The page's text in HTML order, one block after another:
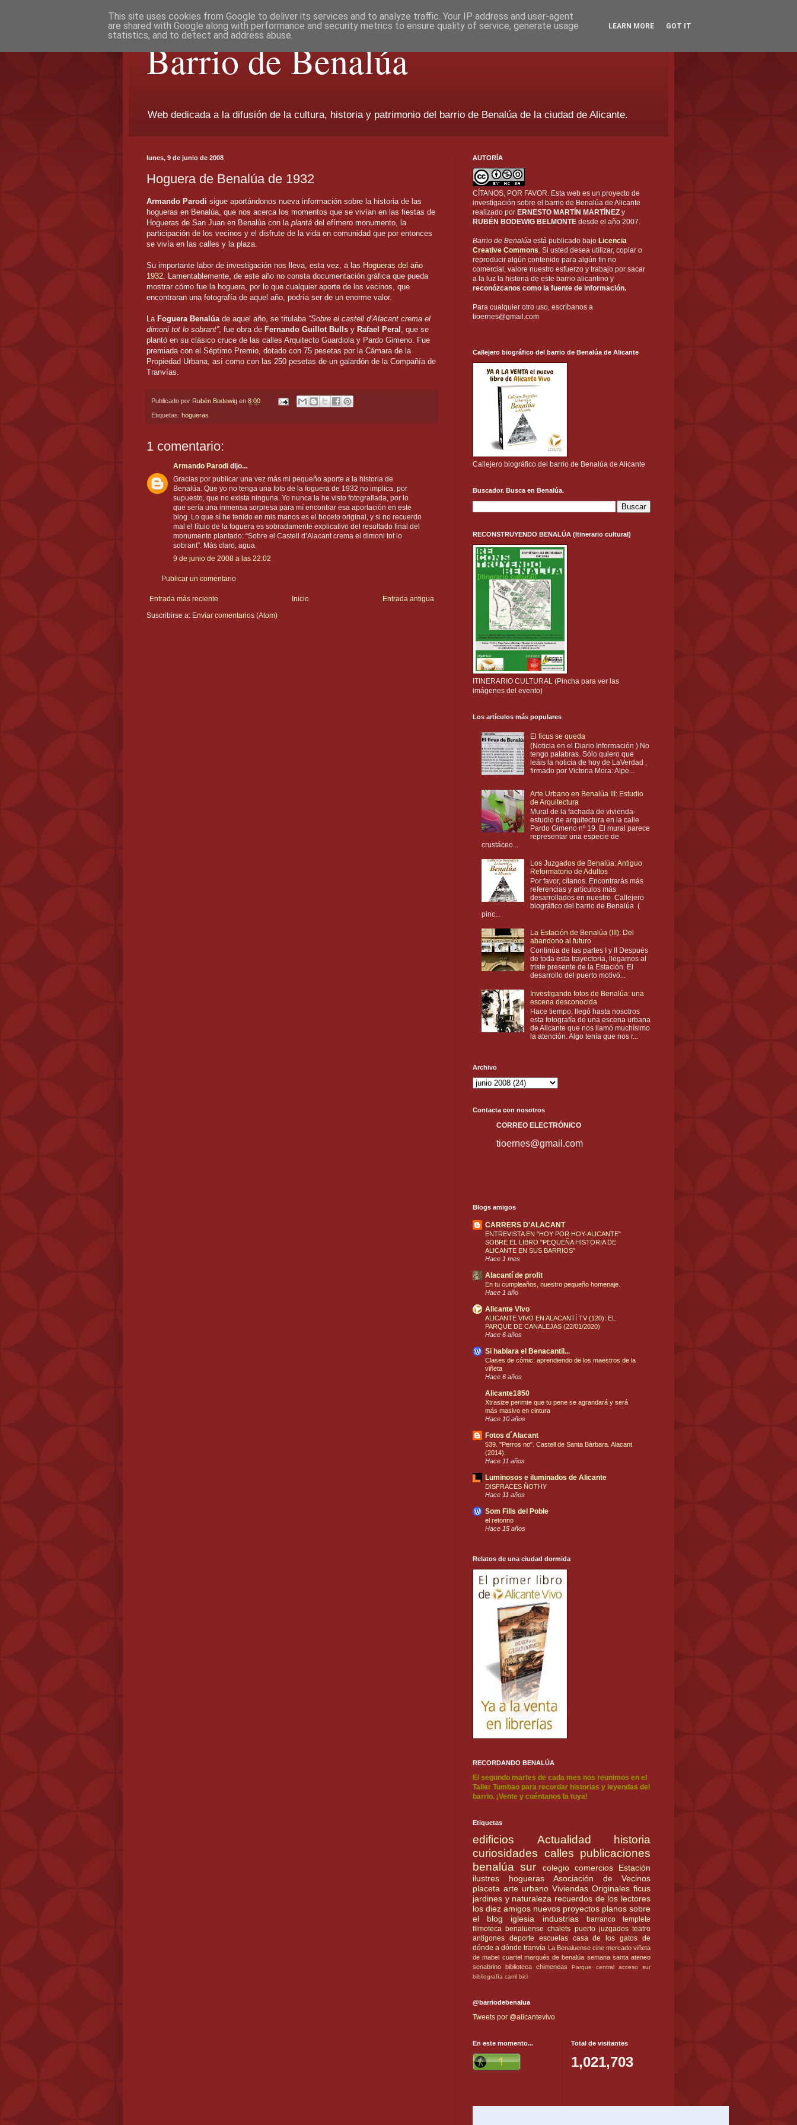
Barrio de Benalúa
Web dedicada a la difusión de la cultura, historia y patrimonio del barrio de Benalúa de la ciudad de Alicante.
lunes, 9 de junio de 2008
Hoguera de Benalúa de 1932
Armando Parodi sigue aportándonos nueva información sobre la historia de las
hogueras en Benalúa, que nos acerca los momentos que se vivían en las fiestas de
Hogueras de San Juan en Benalúa con la plantá del efímero monumento, la
participación de los vecinos y el disfrute de la vida en comunidad que por entonces
se vivía en las calles y la plaza.
Su importante labor de investigación nos lleva, esta vez, a las Hogueras del año
1932. Lamentablemente, de este año no consta documentación gráfica que pueda
mostrar cómo fue la hoguera, por lo que cualquier aporte de los vecinos, que
encontraran una fotografía de aquel año, podría ser de un enorme valor.
La Foguera Benalúa de aquel año, se titulaba “Sobre el castell d’Alacant crema el
dimoni tot lo sobrant”, fue obra de Fernando Guillot Bulls y Rafael Peral , que se
plantó en su clásico cruce de las calles Arquitecto Guardiola y Pardo Gimeno. Fue
premiada con el Séptimo Premio, dotado con 75 pesetas por la Cámara de la
Propiedad Urbana, así como con las 250 pesetas de un galardón de la Compañía de
Tranvías.
Publicado por Rubén Bodewig en 8:00
Etiquetas: hogueras
1 comentario:
Armando Parodi dijo...
Gracias por publicar una vez más mi pequeño aporte a la historia de
Benalúa. Que yo no tenga una foto de la foguera de 1932 no implica, por
supuesto, que no exista ninguna. Yo nunca la he visto fotografiada, por lo
que sería una inmensa sorpresa para mí encontrar esa aportación en este
blog. Lo que sí he tenido en mis manos es el boceto original, y si no recuerdo
mal el título de la foguera es sobradamente explicativo del resultado final del
monumento plantado: “Sobre el Castell d’Alacant crema el dimoni tot lo
sobrant”. Más claro, agua.
9 de junio de 2008 a las 22:02
Publicar un comentario
Entrada más reciente Entrada antigua
Inicio
Suscribirse a: Enviar comentarios (Atom)
AUTORÍA
CÍTANOS, POR FAVOR. Esta web es un proyecto de
investigación sobre el barrio de Benalúa de Alicante
realizado por ERNESTO MARTÍN MARTÍNEZ y
RUBÉN BODEWIG BELMONTE desde el año 2007.
Barrio de Benalúa está publicado bajo Licencia
Creative Commons. Si usted desea utilizar, copiar o
reproducir algún contenido para algún fin no
comercial, valore nuestro esfuerzo y trabajo por sacar
a la luz la historia de este barrio alicantino y
reconózcanos como la fuente de información.
Para cualquier otro uso, escríbanos a
tioernes@gmail.com
Callejero biográfico del barrio de Benalúa de Alicante
Callejero biográfico del barrio de Benalúa de Alicante
Buscador. Busca en Benalúa.
RECONSTRUYENDO BENALÚA (Itinerario cultural)
ITINERARIO CULTURAL (Pincha para ver las
imágenes del evento)
Los artículos más populares
El ficus se queda
(Noticia en el Diario Información ) No
tengo palabras. Sólo quiero que
leáis la noticia de hoy de LaVerdad ,
firmado por Victoria Mora: Alpe...
Arte Urbano en Benalúa III: Estudio
de Arquitectura
Mural de la fachada de vivienda-
estudio de arquitectura en la calle
Pardo Gimeno nº 19. El mural parece
representar una especie de
crustáceo...
Los Juzgados de Benalúa: Antiguo
Reformatorio de Adultos
Por favor, cítanos. Encontrarás más
referencias y artículos más
desarrollados en nuestro Callejero
biográfico del barrio de Benalúa (
pinc...
La Estación de Benalúa (III): Del
abandono al futuro
Continúa de las partes I y II Después
de toda esta trayectoria, llegamos al
triste presente de la Estación. El
desarrollo del puerto motivó...
Investigando fotos de Benalúa: una
escena desconocida
Hace tiempo, llegó hasta nosotros
esta fotografía de una escena urbana
de Alicante que nos llamó muchísimo
la atención. Algo tenía que nos r...
Archivo
Contacta con nosotros
CORREO ELECTRÓNICO
tioernes@gmail.com
Blogs amigos
CARRERS D'ALACANT
ENTREVISTA EN "HOY POR HOY-ALICANTE"
SOBRE EL LIBRO "PEQUEÑA HISTORIA DE
ALICANTE EN SUS BARRIOS"
Hace 1 mes
Alacantí de profit
En tu cumpleaños, nuestro pequeño homenaje.
Hace 1 año
Alicante Vivo
ALICANTE VIVO EN ALACANTÍ TV (120): EL
PARQUE DE CANALEJAS (22/01/2020)
Hace 6 años
Si hablara el Benacantil...
Clases de cómic: aprendiendo de los maestros de la
viñeta
Hace 6 años
Alicante1850
Xtrasize perimte que tu pene se agrandará y será
más masivo en cintura
Hace 10 años
Fotos d´Alacant
539. "Perros no". Castell de Santa Bàrbara. Alacant
(2014).
Hace 11 años
Luminosos e iluminados de Alicante
DISFRACES ÑOTHY
Hace 11 años
Som Fills del Poble
el retonno
Hace 15 años
Relatos de una ciudad dormida
RECORDANDO BENALÚA
El segundo martes de cada mes nos reunimos en el
Taller Tumbao para recordar historias y leyendas del
barrio. ¡Vente y cuéntanos la tuya!
Etiquetas
edificios Actualidad
historia
curiosidades calles publicaciones
benalúa sur
colegio comercios
Estación
ilustres
hogueras
Asociación de Vecinos
placeta arte urbano Viviendas Originales ficus
jardines y naturaleza recuerdos de los lectores
los diez amigos nuevos proyectos planos sobre
el blog
iglesia industrias barranco
templete
filmoteca benaluense chalets puerto juzgados teatro
antigones deporte escuelas casa de los gatos de
dónde a dónde tranvía La Benaluense cine mercado viñeta
de mabel cuartel marqués de benalúa semana santa ateneo
senabrino biblioteca chimeneas Parque central
acceso sur
bibliografía carril bici
@barriodebenalua
Tweets por @alicantevivo
En este momento... Total de visitantes
1,021,703
This site uses cookies from Google to deliver its services and to analyze traffic. Your IP address and user-agent
are shared with Google along with performance and security metrics to ensure quality of service, generate usage
statistics, and to detect and address abuse.
LEARN MORE GOT IT